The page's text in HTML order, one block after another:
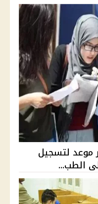
2026.. آخر موعد لتسجيل
الطب...